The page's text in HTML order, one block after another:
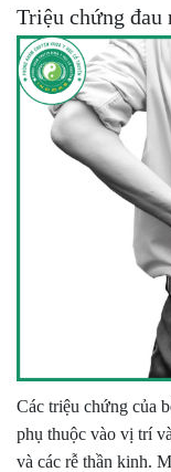
Triệu chứng đau
Các triệu chứng của
phụ thuộc vào vị trí
và các rễ thần kinh.